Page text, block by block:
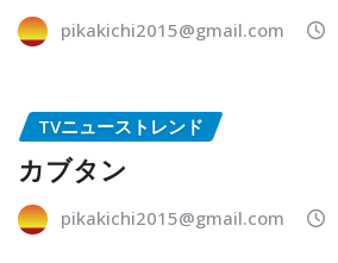
pikakichi2015@gmail.com
TVニューストレンド
カブタン
pikakichi2015@gmail.com